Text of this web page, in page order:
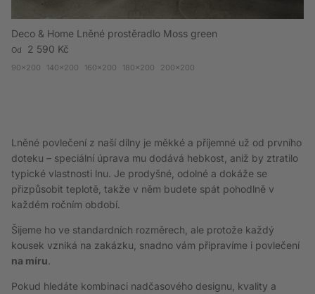
Deco & Home Lněné prostěradlo Moss green
Běžná cena
Od 2 590 Kč
90x200 140x200 160x200 180x200 200x200
Lněné povlečení z naší dílny je měkké a příjemné už od prvního
doteku – speciální úprava mu dodává hebkost, aniž by ztratilo
typické vlastnosti lnu. Je prodyšné, odolné a dokáže se
přizpůsobit teplotě, takže v něm budete spát pohodlně v
každém ročním období.
Šijeme ho ve standardních rozměrech, ale protože každý
kousek vzniká na zakázku, snadno vám připravíme i povlečení
na míru.
Pokud hledáte kombinaci nadčasového designu, kvality a